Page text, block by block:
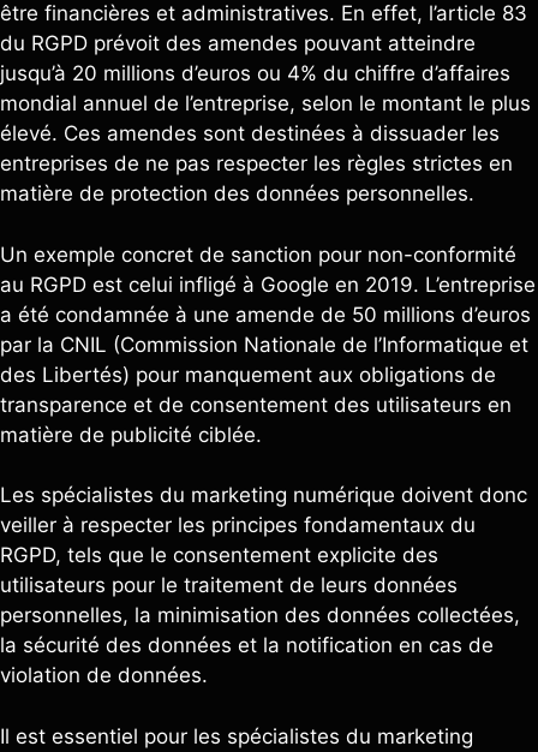
être financières et administratives. En effet, l’article 83
du RGPD prévoit des amendes pouvant atteindre
jusqu’à 20 millions d’euros ou 4% du chiffre d’affaires
mondial annuel de l’entreprise, selon le montant le plus
élevé. Ces amendes sont destinées à dissuader les
entreprises de ne pas respecter les règles strictes en
matière de protection des données personnelles.
Un exemple concret de sanction pour non-conformité
au RGPD est celui infligé à Google en 2019. L’entreprise
a été condamnée à une amende de 50 millions d’euros
par la CNIL (Commission Nationale de l’Informatique et
des Libertés) pour manquement aux obligations de
transparence et de consentement des utilisateurs en
matière de publicité ciblée.
Les spécialistes du marketing numérique doivent donc
veiller à respecter les principes fondamentaux du
RGPD, tels que le consentement explicite des
utilisateurs pour le traitement de leurs données
personnelles, la minimisation des données collectées,
la sécurité des données et la notification en cas de
violation de données.
Il est essentiel pour les spécialistes du marketing